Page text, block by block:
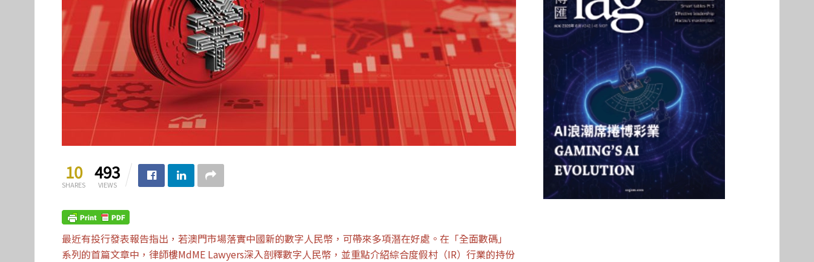
10
SHARES
493
VIEWS
最近有投行發表報告指出，若澳門市場落實中國新的數字人民幣，可帶來多項潛在好處。在「全面數碼」
系列的首篇文章中，律師樓MdME Lawyers深入剖釋數字人民幣，並重點介紹綜合度假村（IR）行業的持份